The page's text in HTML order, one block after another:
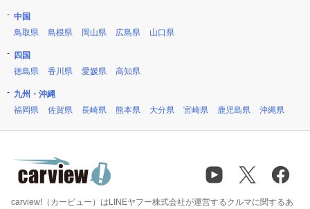
中国
鳥取県
島根県 岡山県 広島県 山口県
四国
徳島県
香川県 愛媛県 高知県
九州・沖縄
福岡県
佐賀県 長崎県 熊本県 大分県 宮崎県 鹿児島県 沖縄県
carview!（カービュー）はLINEヤフー株式会社が運営するクルマに関するあ